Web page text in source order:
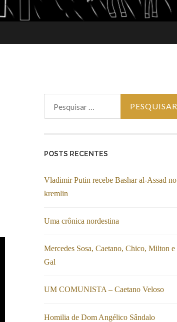
POSTS RECENTES
Vladimir Putin recebe Bashar al-Assad no
kremlin
Uma crônica nordestina
Mercedes Sosa, Caetano, Chico, Milton e
Gal
UM COMUNISTA – Caetano Veloso
Homilia de Dom Angélico Sândalo